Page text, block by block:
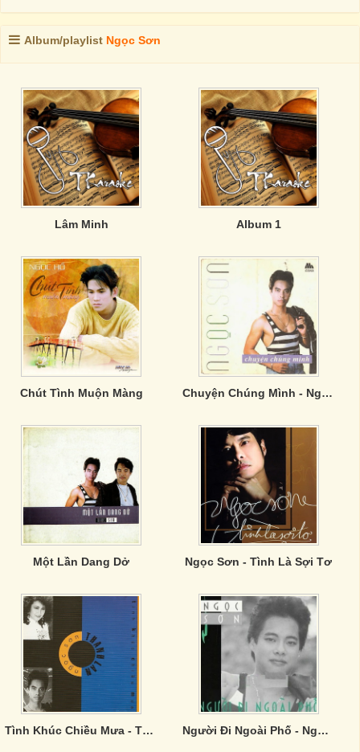
Album/playlist Ngọc Sơn
Lâm Minh Album 1
Chút Tình Muộn Màng Chuyện Chúng Mình - Ngọc Sơn
Một Lần Dang Dở Ngọc Sơn - Tình Là Sợi Tơ
Tình Khúc Chiều Mưa - Thanh Lan, Ngọc Sơn Người Đi Ngoài Phố - Ngọc Sơn